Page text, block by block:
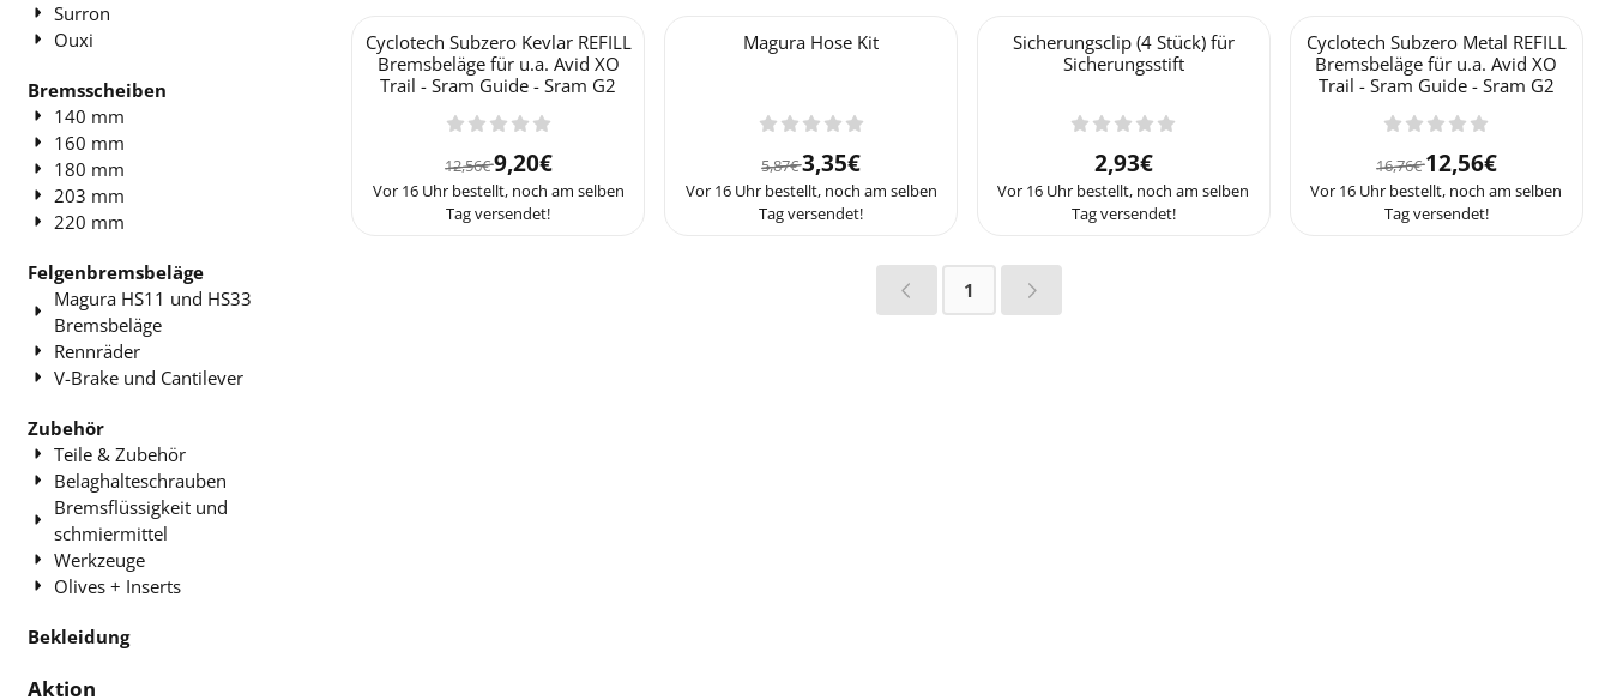
Surron
Ouxi
Bremsscheiben
140 mm
160 mm
180 mm
203 mm
220 mm
Felgenbremsbeläge
Magura HS11 und HS33
Bremsbeläge
Rennräder
V-Brake und Cantilever
Zubehör
Teile & Zubehör
Belaghalteschrauben
Bremsflüssigkeit und
schmiermittel
Werkzeuge
Olives + Inserts
Bekleidung
Aktion
Cyclotech Subzero Kevlar REFILL
Bremsbeläge für u.a. Avid XO
Trail - Sram Guide - Sram G2
Von 12,56 für 9,20
12,56€9,20€
Vor 16 Uhr bestellt, noch am selben
Tag versendet!
Magura Hose Kit
Von 5,87 für 3,35
5,87€3,35€
Vor 16 Uhr bestellt, noch am selben
Tag versendet!
Sicherungsclip (4 Stück) für
Sicherungsstift
Preis: 2,93
2,93€
Vor 16 Uhr bestellt, noch am selben
Tag versendet!
Cyclotech Subzero Metal REFILL
Bremsbeläge für u.a. Avid XO
Trail - Sram Guide - Sram G2
Von 16,76 für 12,56
16,76€12,56€
Vor 16 Uhr bestellt, noch am selben
Tag versendet!
1